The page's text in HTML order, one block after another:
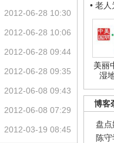
• 老
美丽
湿
博客
盘点
陈
2012-06-28 10:30
2012-06-28 10:06
2012-06-28 09:44
2012-06-28 09:35
2012-06-08 09:43
2012-06-08 07:29
2012-03-19 08:45